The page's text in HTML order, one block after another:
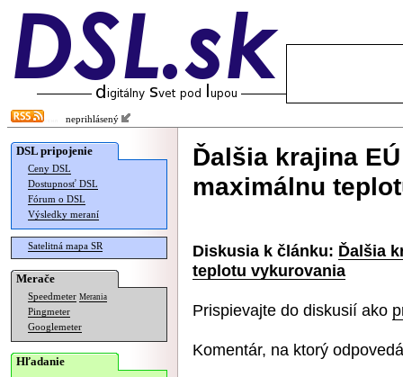
neprihlásený
DSL pripojenie
Ceny DSL
Dostupnosť DSL
Fórum o DSL
Výsledky meraní
Satelitná mapa SR
Merače
Speedmeter Merania
Pingmeter
Googlemeter
Hľadanie
Ďalšia krajina
maximálnu
Diskusia k článku: Ďalšia
teplotu vykurovania
Prispievajte do diskusií ako
Komentár, na ktorý